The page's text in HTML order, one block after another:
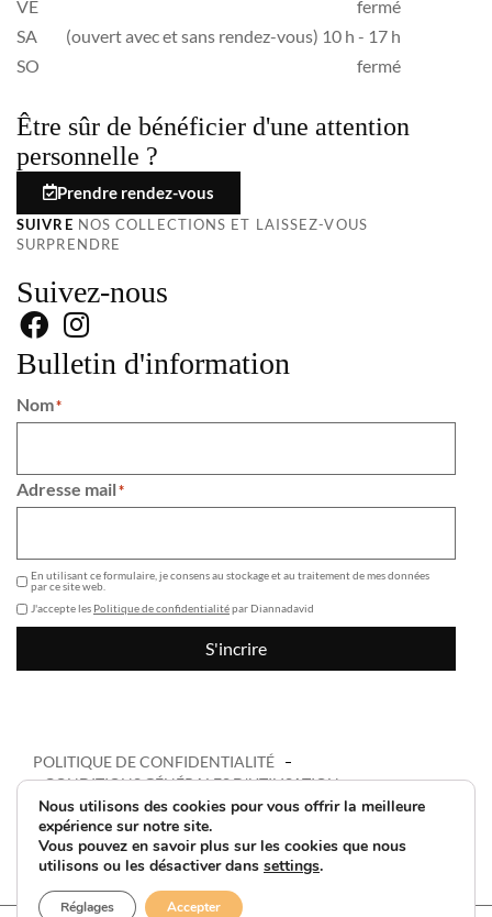
VE
fermé
SA
(ouvert avec et sans rendez-vous) 10 h - 17 h
SO
fermé
Être sûr de bénéficier d'une attention
personnelle ?
Prendre rendez-vous
SUIVRE NOS COLLECTIONS ET LAISSEZ-VOUS
SURPRENDRE
Suivez-nous
Bulletin d'information
Nom*
Adresse mail*
En utilisant ce formulaire, je consens au stockage et au traitement de mes données
par ce site web.
J'accepte les Politique de confidentialitépar Diannadavid
S'incrire
POLITIQUE DE CONFIDENTIALITÉ
CONDITIONS GÉNÉRALES D'UTILISATION
© DIANNA DAVID 2026 – BE 0422 372 939
CONÇU PARSKETCHAGENCY - KICKSTARTED BY
Nous utilisons des cookies pour vous offrir la meilleure
expérience sur notre site.
Vous pouvez en savoir plus sur les cookies que nous
utilisons ou les désactiver dans settings.
Accepter
Réglages